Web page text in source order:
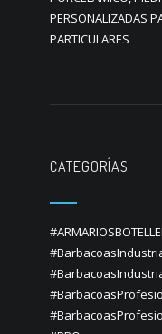
PERSONALIZADAS
PARTICULARES
CATEGORÍAS